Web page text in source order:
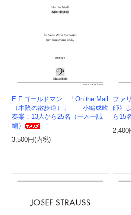
E.F.ゴールドマン 「On the Mall
（木陰の散歩道）」 小編成吹
奏楽：13人から25名（一木一誠
編）
3,500円(内税)
ファ
師》
ら15
2,400